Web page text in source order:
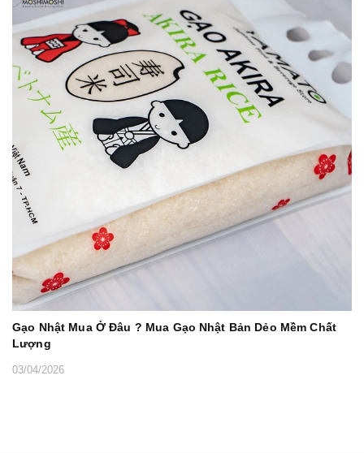
Gạo Nhật Mua Ở Đâu ? Mua Gạo Nhật Bản Dẻo Mềm Chất
Lượng
03/04/2026